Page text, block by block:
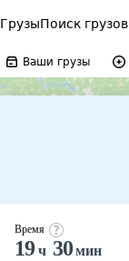
ГрузыПоиск грузов
Ваши грузы
Время
19ч 30 мин